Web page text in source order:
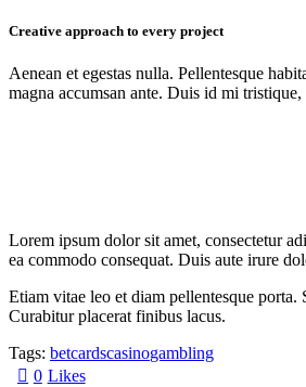
Creative approach to every project
Aenean et egestas nulla. Pellentesque
magna accumsan ante. Duis id mi
Lorem ipsum dolor sit amet, consectetur
ea commodo consequat. Duis aute irure
Etiam vitae leo et diam pellentesque porta.
Curabitur placerat finibus lacus.
Tags: betcardscasinogambling
0 Likes